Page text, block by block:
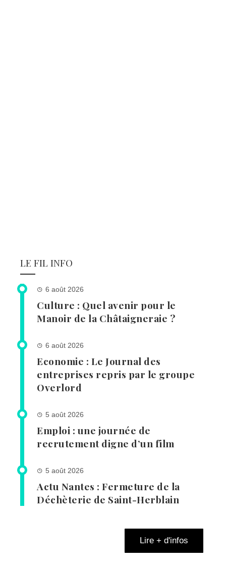
LE FIL INFO
6 août 2026
Culture : Quel avenir pour le
Manoir de la Châtaigneraie ?
6 août 2026
Economie : Le Journal des
entreprises repris par le groupe
Overlord
5 août 2026
Emploi : une journée de
recrutement digne d’un film
5 août 2026
Actu Nantes : Fermeture de la
Déchèterie de Saint-Herblain
Lire + d'infos